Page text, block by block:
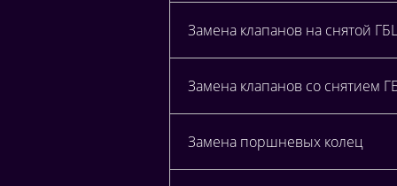
Замена клапанов на снятой
Замена клапанов со снятием
Замена поршневых колец